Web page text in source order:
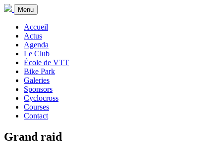
Menu
Accueil
Actus
Agenda
Le Club
École de VTT
Bike Park
Galeries
Sponsors
Cyclocross
Courses
Contact
Grand raid